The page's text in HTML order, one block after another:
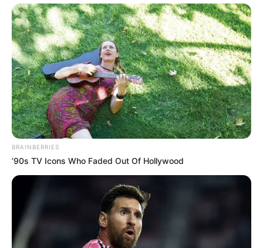
MUSIK
10 Lagu Indonesia Sedih Galau,
BRAINBERRIES
’90s TV Icons Who Faded Out Of Hollywood